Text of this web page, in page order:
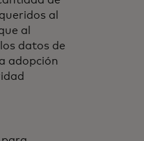
al
al
datos de
adopción